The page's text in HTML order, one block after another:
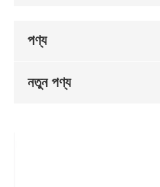
পণ্য
নতুন পণ্য